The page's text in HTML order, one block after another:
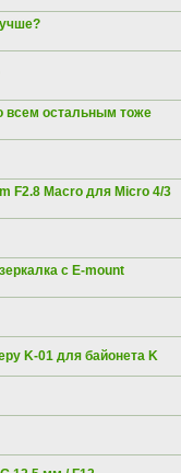
всем остальным тоже
F2.8 Macro для Micro 4/3
с E-mount
K-01 для байонета K